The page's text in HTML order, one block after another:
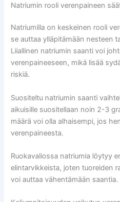
Natriumin rooli verenpaineen
Natriumilla on keskeinen rooli
se auttaa ylläpitämään nesteen
Liiallinen natriumin saanti voi
verenpaineeseen, mikä lisää
riskiä.
Suositeltu natriumin saanti
aikuisille suositellaan noin 2-3
määrä voi olla alhaisempi, jos
verenpaineesta.
Ruokavaliossa natriumia löytyy
elintarvikkeista, joten tuoreiden
voi auttaa vähentämään saantia.